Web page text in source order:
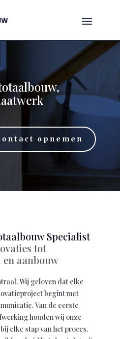
opnemen
Specialist
tot
aanbouw
Wij geloven dat elke
begint met
Van de eerste
houden wij onze
elke stap van het proces.